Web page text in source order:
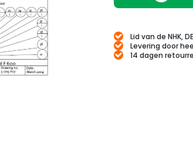
Lid van de NHK,
Levering door
14 dagen